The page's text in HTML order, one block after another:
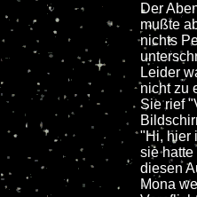
Der
mußte
nichts
Leider
nicht zu
Sie rief
"Hi, hier
sie hatte
diesen
Mona